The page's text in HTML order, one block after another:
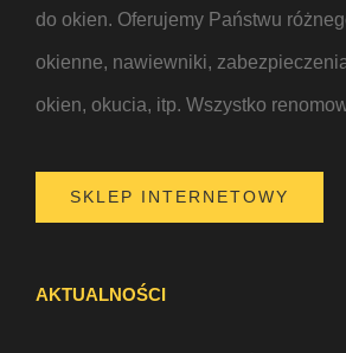
do okien. Oferujemy Państwu
okienne, nawiewniki,
okien, okucia, itp. Wszystko
SKLEP INTERNETOWY
AKTUALNOŚCI